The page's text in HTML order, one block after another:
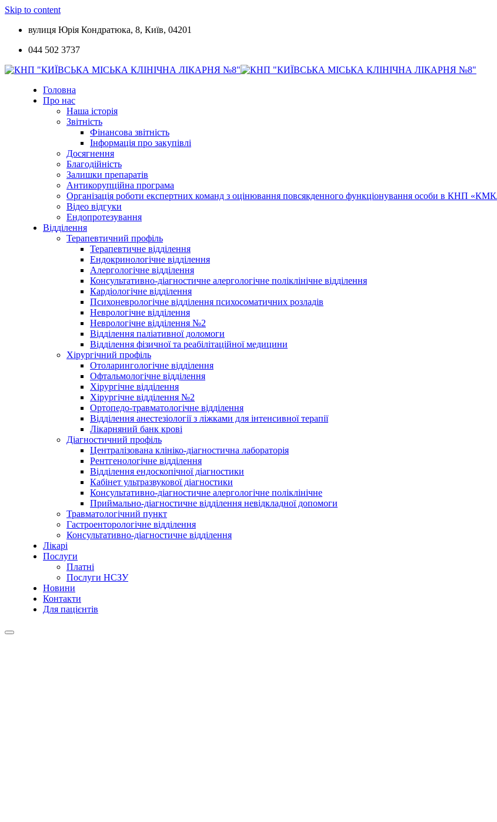
Skip to content
вулиця Юрія Кондратюка, 8, Київ, 04201
044 502 3737
Головна
Про нас
Наша історія
Звітність
Фінансова звітність
Інформація про закупівлі
Досягнення
Благодійність
Залишки препаратів
Антикорупційна програма
Організація роботи експертних команд з оцінювання повсякденного функціонування особи в КНП
Відео відгуки
Ендопротезування
Відділення
Терапевтичний профіль
Терапевтичне відділення
Ендокринологічне відділення
Алергологічне відділення
Консультативно-діагностичне алергологічне поліклінічне відділення
Кардіологічне відділення
Психоневрологічне відділення психосоматичних розладів
Неврологічне відділення
Неврологічне відділення №2
Відділення паліативної доломоги
Відділення фізичної та реабілітаційної медицини
Хірургічний профіль
Отоларингологічне відділення
Офтальмологічне відділення
Хірургічне відділення
Хірургічне відділення №2
Ортопедо-травматологічне відділення
Відділення анестезіології з ліжками для інтенсивної терапії
Лікарняний банк крові
Діагностичний профіль
Централізована клініко-діагностична лабораторія
Рентгенологічне відділення
Відділення ендоскопічної діагностики
Кабінет ультразвукової діагностики
Консультативно-діагностичне алергологічне поліклінічне
Приймально-діагностичне відділення невідкладної допомоги
Травматологічний пункт
Гастроенторологічне відділення
Консультативно-діагностичне відділення
Лікарі
Послуги
Платні
Послуги НСЗУ
Новини
Контакти
Для пацієнтів